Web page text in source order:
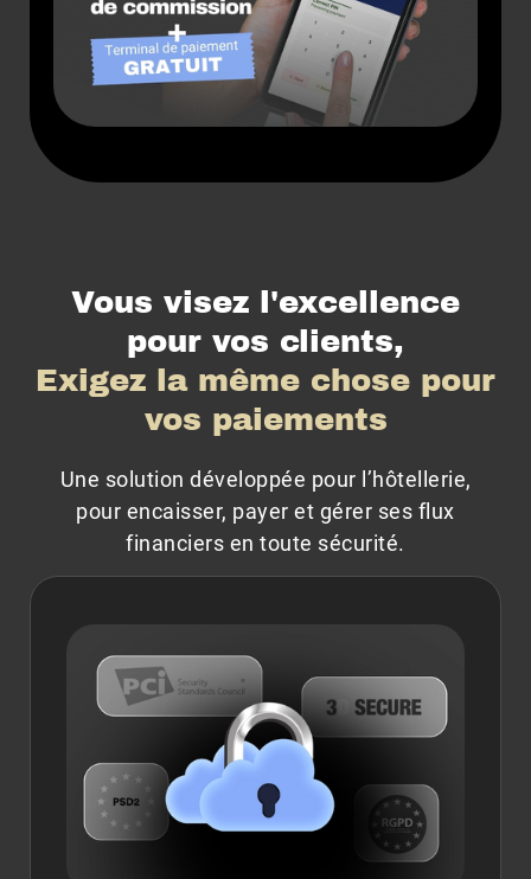
Vous visez l'excellence
pour vos clients,
Exigez la même chose pour
vos paiements
Une solution développée pour l’hôtellerie,
pour encaisser, payer et gérer ses flux
financiers en toute sécurité.